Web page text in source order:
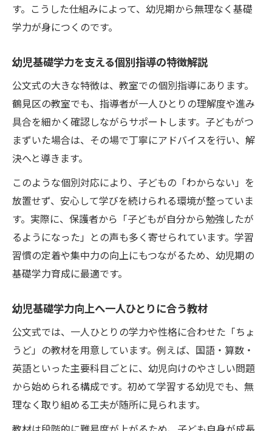
す。こうした仕組みによって、幼児期から無理なく基礎
学力が身につくのです。
幼児基礎学力を支える個別指導の特徴解説
公文式の大きな特徴は、教室での個別指導にあります。
鶴見区の教室でも、指導者が一人ひとりの理解度や進み
具合を細かく確認しながらサポートします。子どもがつ
まずいた場合は、その場で丁寧にアドバイスを行い、解
決へと導きます。
このような個別対応により、子どもの「わからない」を
放置せず、安心して学びを続けられる環境が整っていま
す。実際に、保護者から「子どもが自分から勉強したが
るようになった」との声も多く寄せられています。学習
習慣の定着や集中力の向上にもつながるため、幼児期の
基礎学力育成に最適です。
幼児基礎学力向上へ一人ひとりに合う教材
公文式では、一人ひとりの学力や性格に合わせた「ちょ
うど」の教材を用意しています。例えば、国語・算数・
英語といった主要科目ごとに、幼児向けのやさしい問題
から始められる構成です。初めて学習する幼児でも、無
理なく取り組める工夫が随所に見られます。